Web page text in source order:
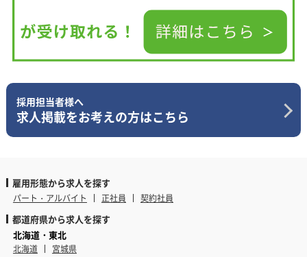
採用担当者様へ
求人掲載をお考えの方はこちら
雇用形態から求人を探す
パート・アルバイト 正社員 契約社員
都道府県から求人を探す
北海道・東北
北海道 宮城県